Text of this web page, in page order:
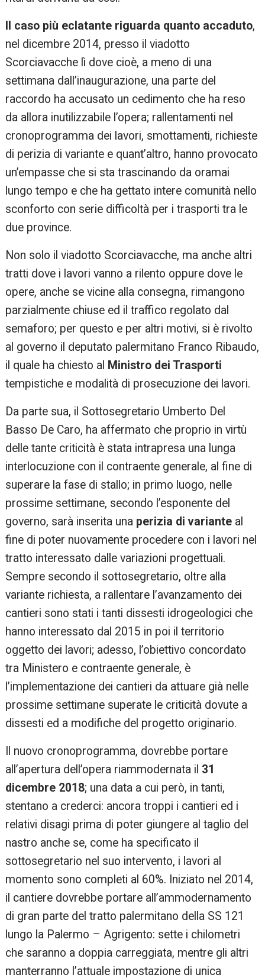
Il caso più eclatante riguarda quanto accaduto,
nel dicembre 2014, presso il viadotto
Scorciavacche lì dove cioè, a meno di una
settimana dall’inaugurazione, una parte del
raccordo ha accusato un cedimento che ha reso
da allora inutilizzabile l’opera; rallentamenti nel
cronoprogramma dei lavori, smottamenti, richieste
di perizia di variante e quant’altro, hanno provocato
un’empasse che si sta trascinando da oramai
lungo tempo e che ha gettato intere comunità nello
sconforto con serie difficoltà per i trasporti tra le
due province.
Non solo il viadotto Scorciavacche, ma anche altri
tratti dove i lavori vanno a rilento oppure dove le
opere, anche se vicine alla consegna, rimangono
parzialmente chiuse ed il traffico regolato dal
semaforo; per questo e per altri motivi, si è rivolto
al governo il deputato palermitano Franco Ribaudo,
il quale ha chiesto al Ministro dei Trasporti
tempistiche e modalità di prosecuzione dei lavori.
Da parte sua, il Sottosegretario Umberto Del
Basso De Caro, ha affermato che proprio in virtù
delle tante criticità è stata intrapresa una lunga
interlocuzione con il contraente generale, al fine di
superare la fase di stallo; in primo luogo, nelle
prossime settimane, secondo l’esponente del
governo, sarà inserita una perizia di variante al
fine di poter nuovamente procedere con i lavori nel
tratto interessato dalle variazioni progettuali.
Sempre secondo il sottosegretario, oltre alla
variante richiesta, a rallentare l’avanzamento dei
cantieri sono stati i tanti dissesti idrogeologici che
hanno interessato dal 2015 in poi il territorio
oggetto dei lavori; adesso, l’obiettivo concordato
tra Ministero e contraente generale, è
l’implementazione dei cantieri da attuare già nelle
prossime settimane superate le criticità dovute a
dissesti ed a modifiche del progetto originario.
Il nuovo cronoprogramma, dovrebbe portare
all’apertura dell’opera riammodernata il 31
dicembre 2018; una data a cui però, in tanti,
stentano a crederci: ancora troppi i cantieri ed i
relativi disagi prima di poter giungere al taglio del
nastro anche se, come ha specificato il
sottosegretario nel suo intervento, i lavori al
momento sono completi al 60%. Iniziato nel 2014,
il cantiere dovrebbe portare all’ammodernamento
di gran parte del tratto palermitano della SS 121
lungo la Palermo – Agrigento: sette i chilometri
che saranno a doppia carreggiata, mentre gli altri
manterranno l’attuale impostazione di unica